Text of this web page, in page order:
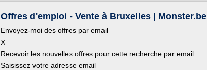
Offres d'emploi - Vente à Bruxelles | Monster.be
Envoyez-moi des offres par email
X
Recevoir les nouvelles offres pour cette recherche par email
Saisissez votre adresse email